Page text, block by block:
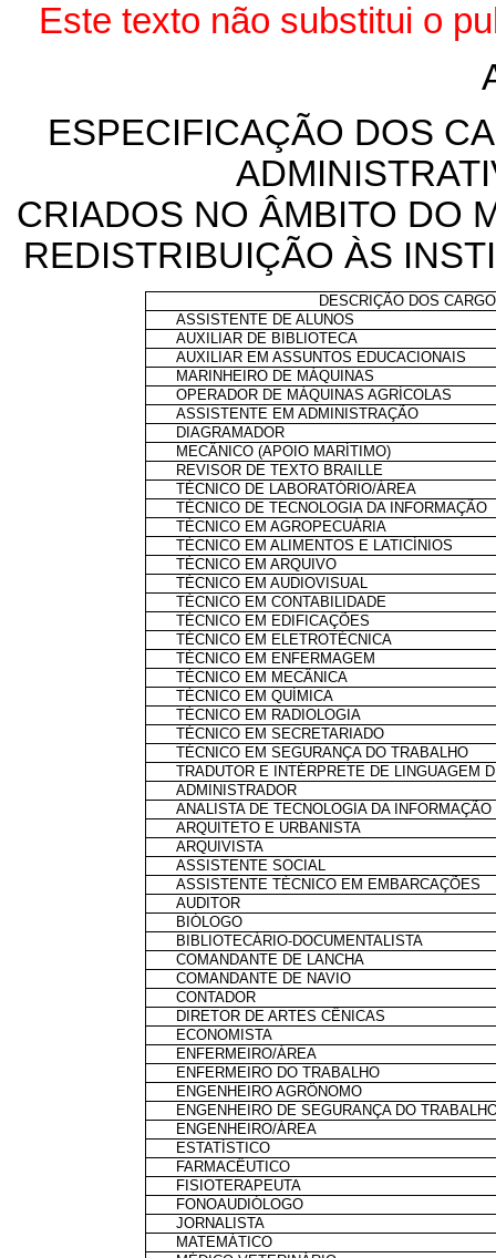
Este texto não substitui o
ESPECIFICAÇÃO DOS
CRIADOS NO ÂMBITO DO
REDISTRIBUIÇÃO ÀS
DESCRIÇÃO DOS
ASSISTENTE DE ALUNOS
AUXILIAR DE BIBLIOTECA
AUXILIAR EM ASSUNTOS EDUCACIONAIS
MARINHEIRO DE MÁQUINAS
OPERADOR DE MÁQUINAS AGRÍCOLAS
ASSISTENTE EM ADMINISTRAÇÃO
DIAGRAMADOR
MECÂNICO (APOIO MARÍTIMO)
REVISOR DE TEXTO BRAILLE
TÉCNICO DE LABORATÓRIO/ÁREA
TÉCNICO DE TECNOLOGIA DA INFORMAÇÃO
TÉCNICO EM AGROPECUÁRIA
TÉCNICO EM ALIMENTOS E LATICÍNIOS
TÉCNICO EM ARQUIVO
TÉCNICO EM AUDIOVISUAL
TÉCNICO EM CONTABILIDADE
TÉCNICO EM EDIFICAÇÕES
TÉCNICO EM ELETROTÉCNICA
TÉCNICO EM ENFERMAGEM
TÉCNICO EM MECÂNICA
TÉCNICO EM QUÍMICA
TÉCNICO EM RADIOLOGIA
TÉCNICO EM SECRETARIADO
TÉCNICO EM SEGURANÇA DO TRABALHO
TRADUTOR E INTÉRPRETE DE LINGUAGEM
ADMINISTRADOR
ANALISTA DE TECNOLOGIA DA INFORMAÇÃO
ARQUITETO E URBANISTA
ARQUIVISTA
ASSISTENTE SOCIAL
ASSISTENTE TÉCNICO EM EMBARCAÇÕES
AUDITOR
BIÓLOGO
BIBLIOTECÁRIO-DOCUMENTALISTA
COMANDANTE DE LANCHA
COMANDANTE DE NAVIO
CONTADOR
DIRETOR DE ARTES CÊNICAS
ECONOMISTA
ENFERMEIRO/ÁREA
ENFERMEIRO DO TRABALHO
ENGENHEIRO AGRÔNOMO
ENGENHEIRO DE SEGURANÇA DO
ENGENHEIRO/ÁREA
ESTATÍSTICO
FARMACÊUTICO
FISIOTERAPEUTA
FONOAUDIÓLOGO
JORNALISTA
MATEMÁTICO